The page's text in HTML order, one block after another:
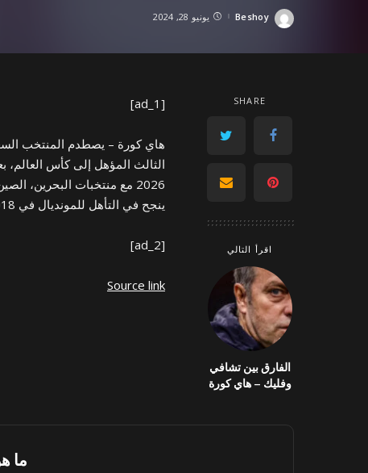
Posted
Beshoy يونيو 28, 2024
SHARE
اقرأ التالي
الفارق بين تشافي
وفليك – هاي كورة
[ad_1]
هاي كورة – يصطدم المنتخب
الثالث المؤهل إلى كأس العالم،
2026 مع منتخبات البحرين،
ينجح في التأهل للمونديال في 2018 و2022.. فهل سيتكرر الأمر للمرة الثالثة […]
[ad_2]
Source link
ما